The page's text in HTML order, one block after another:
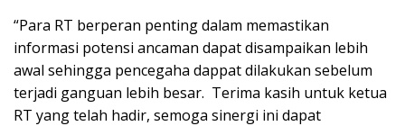
“Para RT berperan penting dalam memastikan
informasi potensi ancaman dapat disampaikan lebih
awal sehingga pencegaha dappat dilakukan sebelum
terjadi ganguan lebih besar. Terima kasih untuk ketua
RT yang telah hadir, semoga sinergi ini dapat